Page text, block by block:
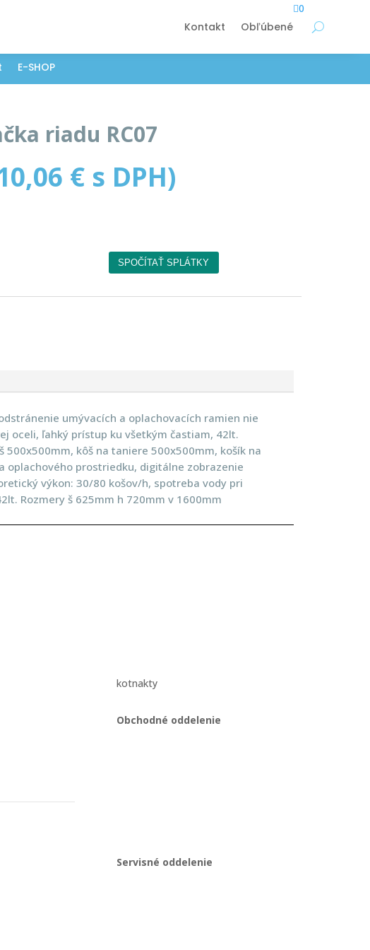
Kontakt Obľúbené
0
E-SHOP
riadu RC07
€ s DPH)
umývacích a oplachovacích ramien nie
oceli, ľahký prístup ku všetkým častiam, 42lt.
kôš na taniere 500x500mm, košík na
oplachového prostriedku, digitálne zobrazenie
výkon: 30/80 košov/h, spotreba vody pri
Rozmery š 625mm h 720mm v 1600mm
kotnakty
Obchodné oddelenie
Servisné oddelenie